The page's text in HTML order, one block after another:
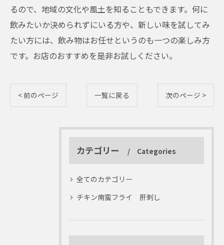
るので、地域の文化や風土を知ることもできます。何に
飲みたいか決められずにいる方や、新しい味を試してみ
たい方には、飲み物はお任せというのも一つの楽しみ方
です。お店のおすすめを是非お試しください。
< 前のページ 一覧に戻る 次のページ >
カテゴリー Categories
全てのカテゴリー
チキン南蛮フライ 肝刺し